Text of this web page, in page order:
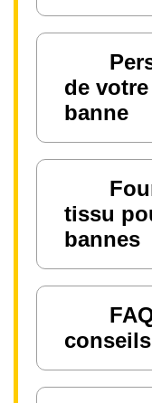
de
banne
tissu
bannes